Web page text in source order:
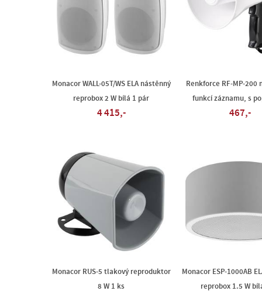
Monacor WALL-05T/WS ELA nástěnný
reprobox 2 W bílá 1 pár
4 415,-
Renkforce RF-MP-200
funkcí záznamu, s
467,-
Monacor RUS-5 tlakový reproduktor
8 W 1 ks
Monacor ESP-1000AB
reprobox 1.5 W